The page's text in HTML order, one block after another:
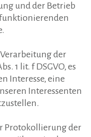
und der Betrieb
der
1 lit. f DSGVO, es
Interesse, eine
Interessenten
Protokollierung der